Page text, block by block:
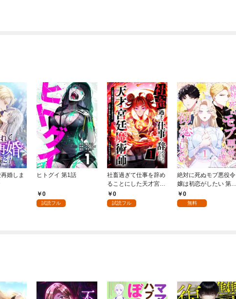
婚しま
ヒトグイ 第1話
0
試読フル
社畜過ぎて仕事を辞め
ることにした天才宮廷
魔術師～辺境の地でス
ローライフを夢見る
0
試読フル
絶対に死ぬモブ悪役令
嬢は初恋がしたい 第1
話0
無料